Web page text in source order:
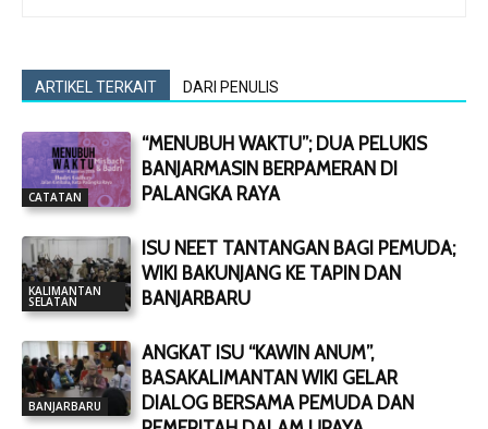
ARTIKEL TERKAIT DARI PENULIS
CATATAN
“MENUBUH WAKTU”; DUA PELUKIS
BANJARMASIN BERPAMERAN DI
PALANGKA RAYA
KALIMANTAN
SELATAN
ISU NEET TANTANGAN BAGI PEMUDA;
WIKI BAKUNJANG KE TAPIN DAN
BANJARBARU
BANJARBARU
ANGKAT ISU “KAWIN ANUM”,
BASAKALIMANTAN WIKI GELAR
DIALOG BERSAMA PEMUDA DAN